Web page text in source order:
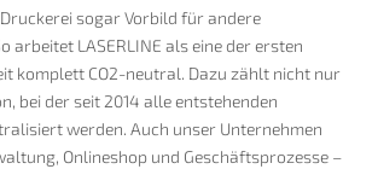
sogar Vorbild für andere
arbeitet LASERLINE als eine der ersten
komplett CO2-neutral. Dazu zählt nicht nur
bei der seit 2014 alle entstehenden
werden. Auch unser Unternehmen
Onlineshop und Geschäftsprozesse –